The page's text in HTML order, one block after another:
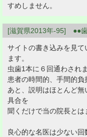
すめしません。
[滋賀県2013年-95] ●●
サイトの書き込みを見
ます。
虫歯1本に６回通わされ
患者の時間的、手間的負
あと、説明はほとんど
具合を
聞くだけで当の院長とは
良心的な名医は少ない